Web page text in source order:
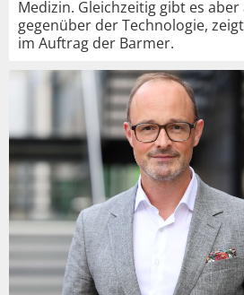
Medizin. Gleichzeitig gibt es
gegenüber der Technologie,
im Auftrag der Barmer.